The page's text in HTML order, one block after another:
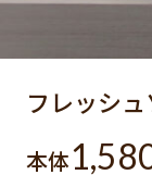
フレッシ
本体